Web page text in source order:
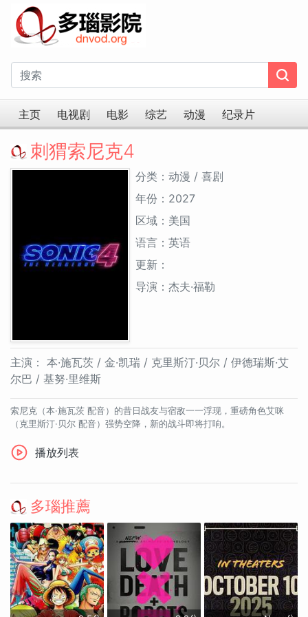
主页 电视剧 电影 综艺 动漫 纪录片
刺猬索尼克4
分类：动漫 / 喜剧
年份：2027
区域：美国
语言：英语
更新：
导演：杰夫·福勒
主演： 本·施瓦茨 / 金·凯瑞 / 克里斯汀·贝尔 / 伊德瑞斯·艾
尔巴 / 基努·里维斯
索尼克（本·施瓦茨 配音）的昔日战友与宿敌一一浮现，重磅角色艾咪
（克里斯汀·贝尔 配音）强势空降，新的战斗即将打响。
播放列表
多瑙推薦